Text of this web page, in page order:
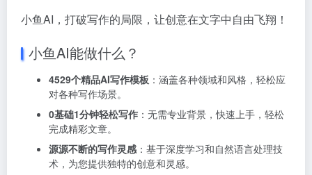
小鱼AI，打破写作的局限，让创意在文字中自由飞翔！
小鱼AI能做什么？
4529个精品AI写作模板 ：涵盖各种领域和风格，轻松应
对各种写作场景。
0基础1分钟轻松写作 ：无需专业背景，快速上手，轻松
完成精彩文章。
源源不断的写作灵感 ：基于深度学习和自然语言处理技
术，为您提供独特的创意和灵感。